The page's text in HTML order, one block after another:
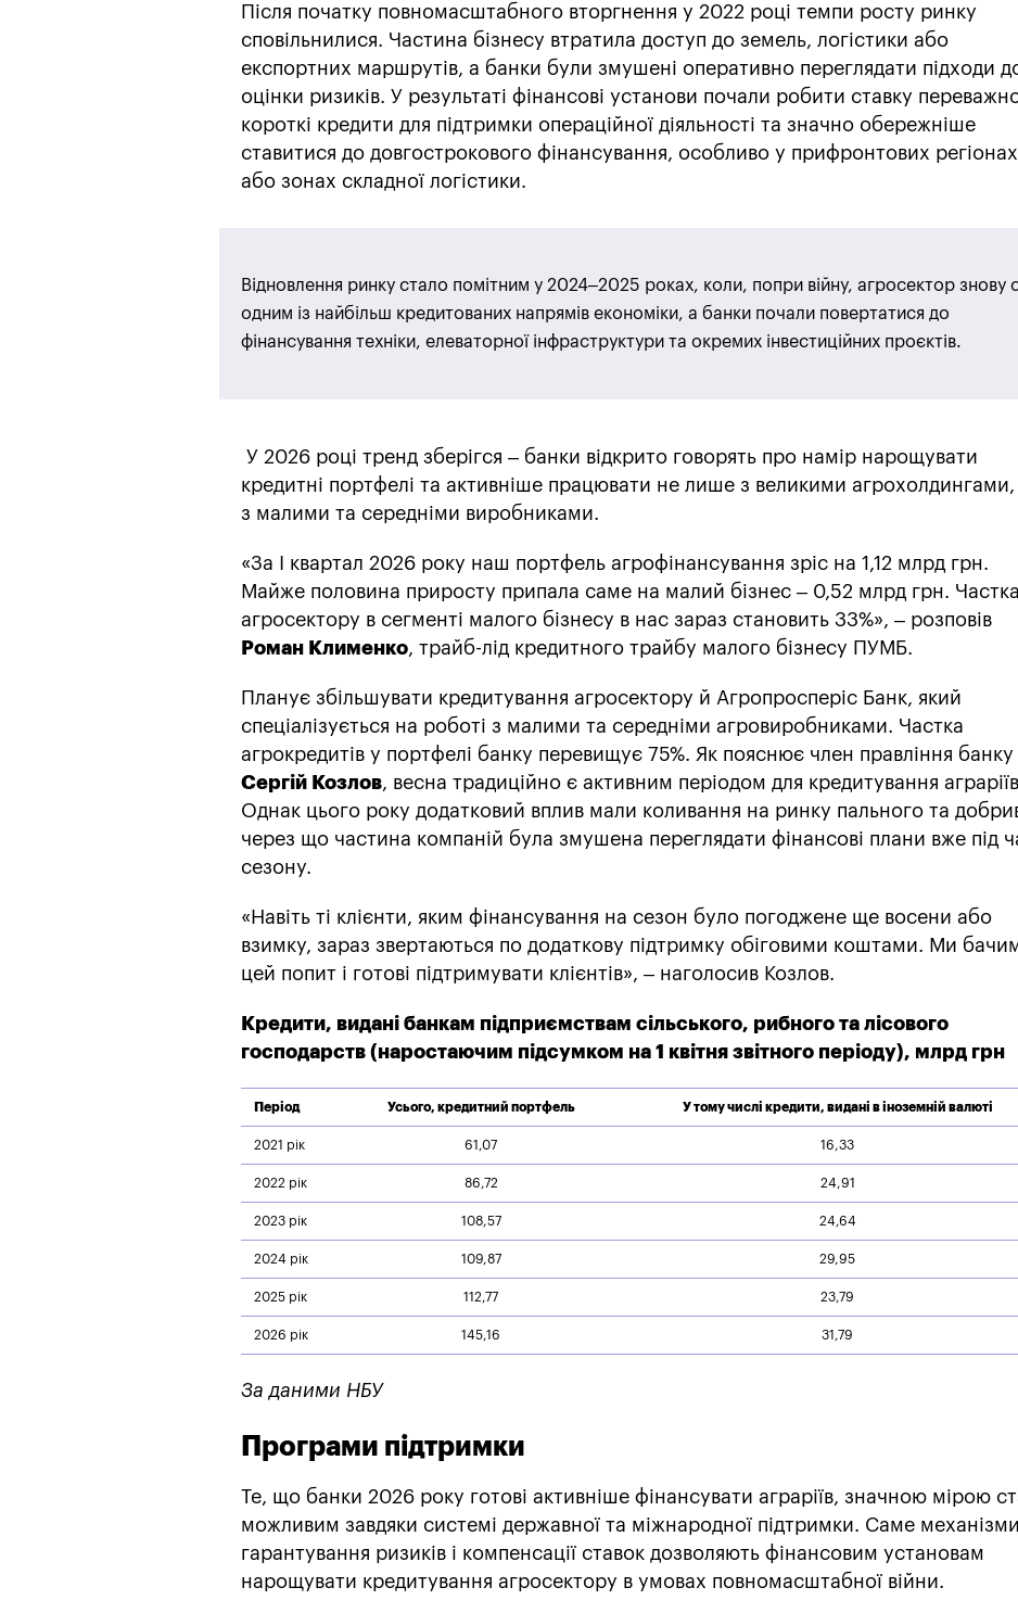
Після початку повномасштабного вторгнення у 2022 році темпи росту ринку
сповільнилися. Частина бізнесу втратила доступ до земель, логістики або
експортних маршрутів, а банки були змушені оперативно переглядати підходи
оцінки ризиків. У результаті фінансові установи почали робити ставку
короткі кредити для підтримки операційної діяльності та значно обережніше
ставитися до довгострокового фінансування, особливо у прифронтових регіонах
або зонах складної логістики.
Відновлення ринку стало помітним у 2024–2025 роках, коли, попри війну, агросектор знову
одним із найбільш кредитованих напрямів економіки, а банки почали повертатися до
фінансування техніки, елеваторної інфраструктури та окремих інвестиційних проєктів.
У 2026 році тренд зберігся – банки відкрито говорять про намір нарощувати
кредитні портфелі та активніше працювати не лише з великими агрохолдингами,
з малими та середніми виробниками.
«За I квартал 2026 року наш портфель агрофінансування зріс на 1,12 млрд грн.
Майже половина приросту припала саме на малий бізнес – 0,52 млрд грн. Частка
агросектору в сегменті малого бізнесу в нас зараз становить 33%», – розповів
Роман Клименко , трайб-лід кредитного трайбу малого бізнесу ПУМБ.
Планує збільшувати кредитування агросектору й Агропросперіс Банк, який
спеціалізується на роботі з малими та середніми агровиробниками. Частка
агрокредитів у портфелі банку перевищує 75%. Як пояснює член правління банку
Сергій Козлов , весна традиційно є активним періодом для кредитування
Однак цього року додатковий вплив мали коливання на ринку пального та
через що частина компаній була змушена переглядати фінансові плани вже під
сезону.
«Навіть ті клієнти, яким фінансування на сезон було погоджене ще восени або
взимку, зараз звертаються по додаткову підтримку обіговими коштами. Ми
цей попит і готові підтримувати клієнтів», – наголосив Козлов.
Кредити, видані банкам підприємствам сільського, рибного та лісового
господарств (наростаючим підсумком на 1 квітня звітного періоду), млрд грн
Період Усього, кредитний портфель У тому числі кредити, видані в іноземній валюті
2021 рік 61,07 16,33
2022 рік 86,72 24,91
2023 рік 108,57 24,64
2024 рік 109,87 29,95
2025 рік 112,77 23,79
2026 рік 145,16 31,79
За даними НБУ
Програми підтримки
Те, що банки 2026 року готові активніше фінансувати аграріїв, значною мірою
можливим завдяки системі державної та міжнародної підтримки. Саме механізми
гарантування ризиків і компенсації ставок дозволяють фінансовим установам
нарощувати кредитування агросектору в умовах повномасштабної війни.